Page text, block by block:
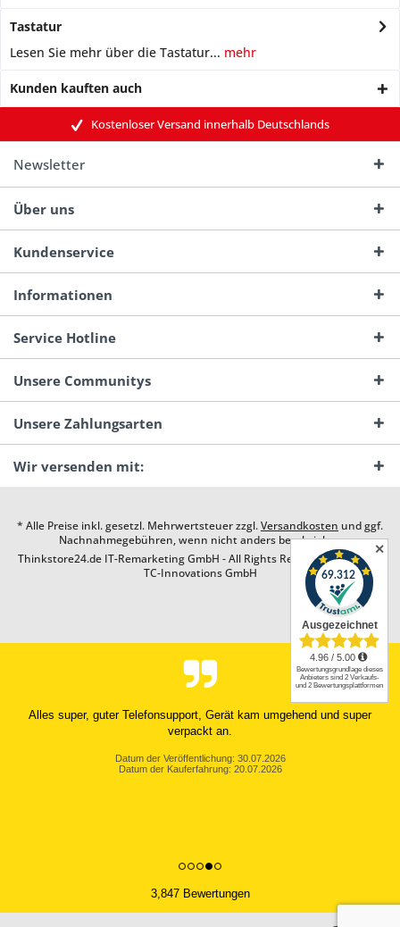
Tastatur
Lesen Sie mehr über die Tastatur... mehr
Kunden kauften auch
Kostenloser Versand innerhalb Deutschlands
Newsletter
Über uns
Kundenservice
Informationen
Service Hotline
Unsere Communitys
Unsere Zahlungsarten
Wir versenden mit:
* Alle Preise inkl. gesetzl. Mehrwertsteuer zzgl.Versandkosten und ggf.
Nachnahmegebühren, wenn nicht anders beschrieben
Thinkstore24.de IT-Remarketing GmbH - All Rights Reserved. Design by
TC-Innovations GmbH
Alles super, guter Telefonsupport, Gerät kam umgehend und super
verpackt an.
Datum der Veröffentlichung: 30.07.2026
Datum der Kauferfahrung: 20.07.2026
3,847 Bewertungen
✕